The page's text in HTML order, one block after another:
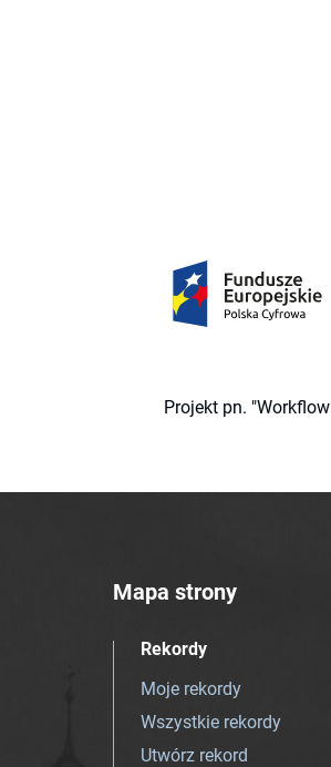
Projekt pn.
Mapa strony
Rekordy
Moje rekordy
Wszystkie rekordy
Utwórz rekord